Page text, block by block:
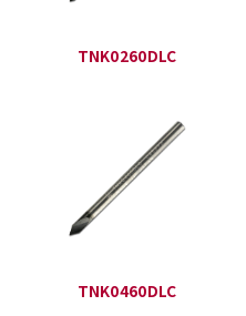
TNK0260DLC
TNK0460DLC